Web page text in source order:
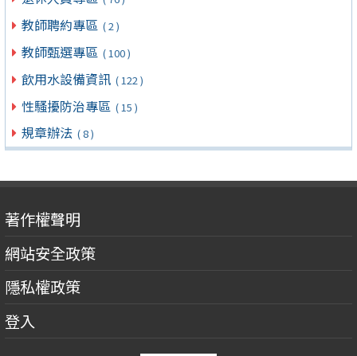
教師聘約專區 ( 2 )
教師甄選專區 ( 100 )
飲用水設備資訊 ( 122 )
性騷擾防治專區 ( 15 )
規章辦法 ( 8 )
著作權聲明
網站安全政策
隱私權政策
登入